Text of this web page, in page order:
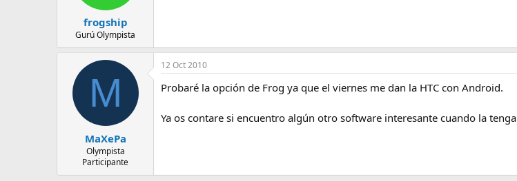
frogship
Gurú Olympista
M
MaXePa
Olympista
Participante
12 Oct 2010
Probaré la opción de Frog ya que el viernes me dan la HTC con Android.
Ya os contare si encuentro algún otro software interesante cuando la tenga